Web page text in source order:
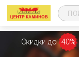
Скидки до 40%